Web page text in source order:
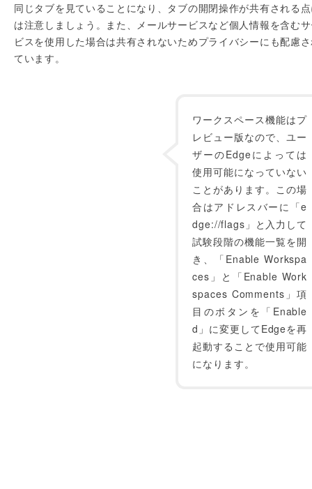
同じタブを見ていることになり、タブの開閉操作が共有される
は注意しましょう。また、メールサービスなど個人情報を含む
ビスを使用した場合は共有されないためプライバシーにも配慮
ています。
ワークスペース機能はプ
レビュー版なので、ユー
ザーのEdgeによっては
使用可能になっていない
ことがあります。この場
合はアドレスバーに「e
dge://flags」と入力して
試験段階の機能一覧を開
き、「Enable Workspa
ces」と「Enable Work
spaces Comments」項
目のボタンを「Enable
d」に変更してEdgeを再
起動することで使用可能
になります。